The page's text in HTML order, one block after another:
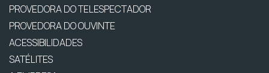
PROVEDORA DO TELESPECTADOR
PROVEDORA DO OUVINTE
ACESSIBILIDADES
SATÉLITES